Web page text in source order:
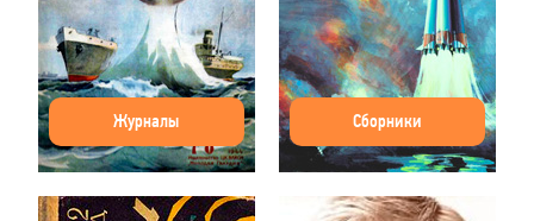
Журналы Сборники